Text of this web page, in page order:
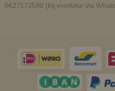
0627172580 (bij voorkeur via